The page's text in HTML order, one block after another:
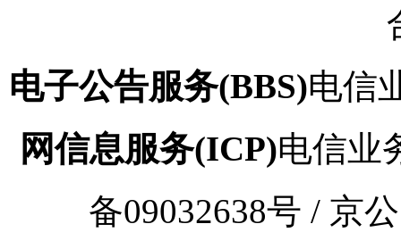
电子公告服务(BBS)电信
网信息服务(ICP)电信业
备09032638号 / 京